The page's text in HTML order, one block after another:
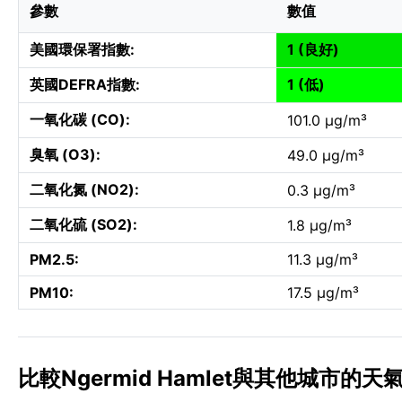
參數 數值
美國環保署指數:
1 (良好)
英國DEFRA指數:
1 (低)
一氧化碳 (CO):
101.0 µg/m³
臭氧 (O3):
49.0 µg/m³
二氧化氮 (NO2):
0.3 µg/m³
二氧化硫 (SO2):
1.8 µg/m³
PM2.5:
11.3 µg/m³
PM10:
17.5 µg/m³
比較Ngermid Hamlet與其他城市的天